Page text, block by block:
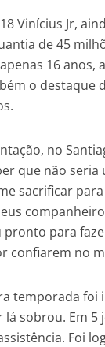
Vinícius Jr,
de 45
16 anos,
o destaque
no
que não
sacrificar
pronto para
confiarem no
temporada foi
lá sobrou. Em
Foi